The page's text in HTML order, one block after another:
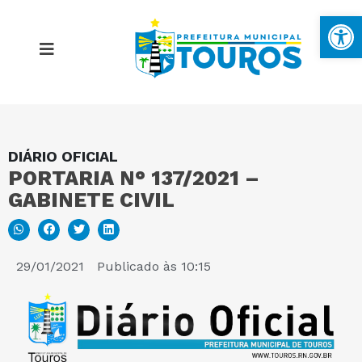
DIÁRIO OFICIAL
PORTARIA N° 137/2021 –
GABINETE CIVIL
29/01/2021 Publicado às 10:15
MAPA DO SITE
PORTAL DA TRANSPARÊNCIA
E-SIC
PERGUNTAS FREQUENTES